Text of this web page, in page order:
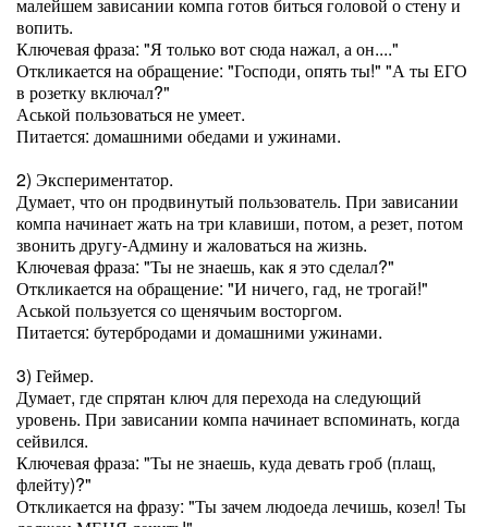
вопить.
Ключевая фраза: "Я только вот сюда нажал, а он...."
Откликается на обращение: "Господи, опять ты!" "А ты ЕГО
в розетку включал?"
Аськой пользоваться не умеет.
Питается: домашними обедами и ужинами.
2) Экспериментатор.
Думает, что он продвинутый пользователь. При зависании
компа начинает жать на три клавиши, потом, а резет, потом
звонить другу-Админу и жаловаться на жизнь.
Ключевая фраза: "Ты не знаешь, как я это сделал?"
Откликается на обращение: "И ничего, гад, не трогай!"
Аськой пользуется со щенячьим восторгом.
Питается: бутербродами и домашними ужинами.
3) Геймер.
Думает, где спрятан ключ для перехода на следующий
уровень. При зависании компа начинает вспоминать, когда
сейвился.
Ключевая фраза: "Ты не знаешь, куда девать гроб (плащ,
флейту)?"
Откликается на фразу: "Ты зачем людоеда лечишь, козел! Ты